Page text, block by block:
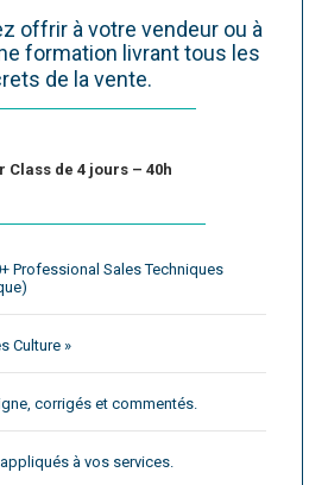
offrir à votre vendeur ou à
formation livrant tous les
de la vente.
Class de 4 jours – 40h
Professional Sales Techniques
Culture »
corrigés et commentés.
à vos services.